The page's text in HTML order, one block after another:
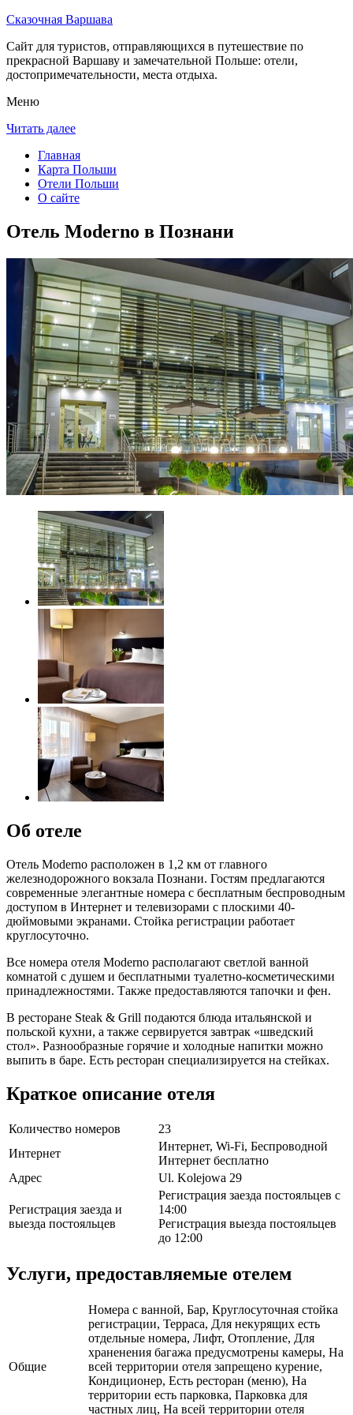
Сказочная Варшава
Сайт для туристов, отправляющихся в путешествие по
прекрасной Варшаву и замечательной Польше: отели,
достопримечательности, места отдыха.
Меню
Читать далее
Главная
Карта Польши
Отели Польши
О сайте
Отель Moderno в Познани
Об отеле
Отель Moderno расположен в 1,2 км от главного
железнодорожного вокзала Познани. Гостям предлагаются
современные элегантные номера с бесплатным беспроводным
доступом в Интернет и телевизорами с плоскими 40-
дюймовыми экранами. Стойка регистрации работает
круглосуточно.
Все номера отеля Moderno располагают светлой ванной
комнатой с душем и бесплатными туалетно-косметическими
принадлежностями. Также предоставляются тапочки и фен.
В ресторане Steak & Grill подаются блюда итальянской и
польской кухни, а также сервируется завтрак «шведский
стол». Разнообразные горячие и холодные напитки можно
выпить в баре. Есть ресторан специализируется на стейках.
Краткое описание отеля
Количество номеров
23
Интернет
Интернет, Wi-Fi, Беспроводной
Интернет бесплатно
Адрес
Ul. Kolejowa 29
Регистрация заезда и
выезда постояльцев
Регистрация заезда постояльцев с
14:00
Регистрация выезда постояльцев
до 12:00
Услуги, предоставляемые отелем
Общие
Номера с ванной, Бар, Круглосуточная стойка
регистрации, Терраса, Для некурящих есть
отдельные номера, Лифт, Отопление, Для
храненения багажа предусмотрены камеры, На
всей территории отеля запрещено курение,
Кондиционер, Есть ресторан (меню), На
территории есть парковка, Парковка для
частных лиц, На всей территории отеля